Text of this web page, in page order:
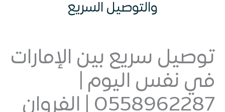
والتوصيل السريع
توصيل سريع بين الإمارات
في نفس اليوم |
0558962287 | الفروان